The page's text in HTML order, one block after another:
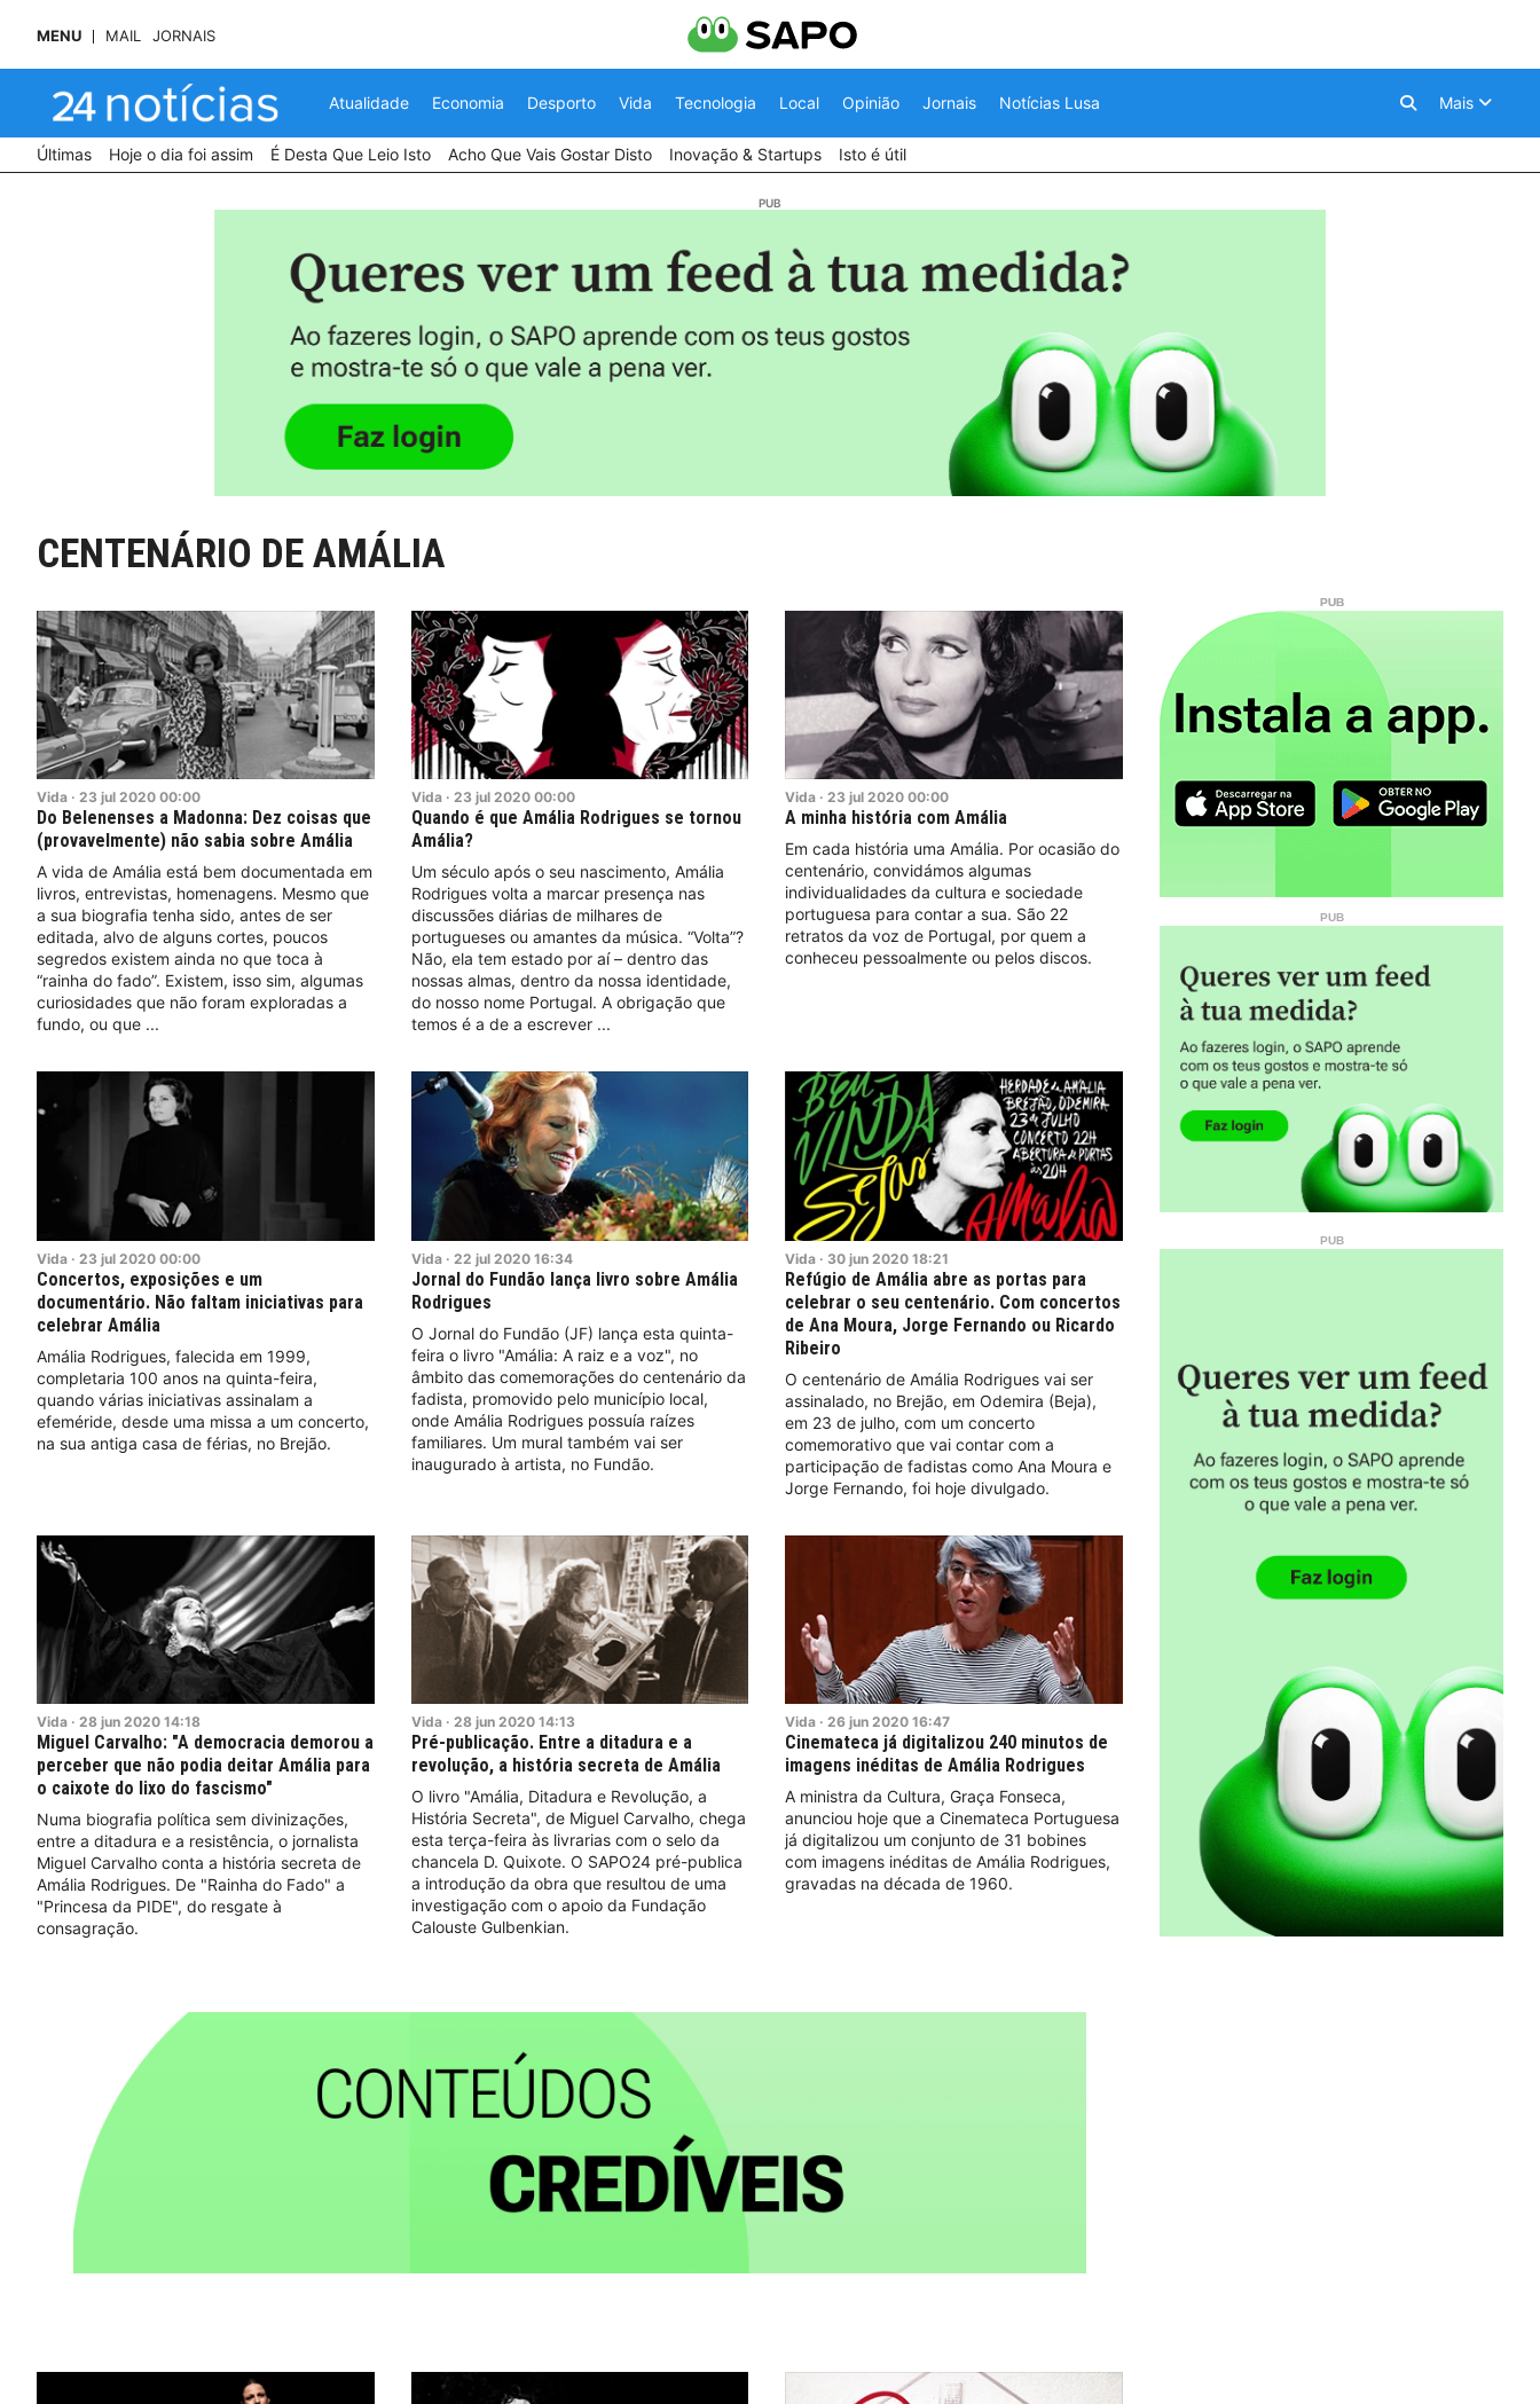
MENU MAIL JORNAIS
Atualidade Economia Desporto Vida Tecnologia Local Opinião Jornais Notícias Lusa Mais
Últimas Hoje o dia foi assim É Desta Que Leio Isto Acho Que Vais Gostar Disto Inovação & Startups Isto é útil
CENTENÁRIO DE AMÁLIA
Vida · 23 jul 2020 00:00
Do Belenenses a Madonna: Dez coisas que
(provavelmente) não sabia sobre Amália
A vida de Amália está bem documentada em
livros, entrevistas, homenagens. Mesmo que
a sua biografia tenha sido, antes de ser
editada, alvo de alguns cortes, poucos
segredos existem ainda no que toca à
“rainha do fado”. Existem, isso sim, algumas
curiosidades que não foram exploradas a
fundo, ou que
Vida · 23 jul 2020 00:00
Quando é que Amália Rodrigues se tornou
Amália?
Um século após o seu nascimento, Amália
Rodrigues volta a marcar presença nas
discussões diárias de milhares de
portugueses ou amantes da música. “Volta”?
Não, ela tem estado por aí – dentro das
nossas almas, dentro da nossa identidade,
do nosso nome Portugal. A obrigação que
temos é a de a escrever
Vida · 23 jul 2020 00:00
A minha história com Amália
Em cada história uma Amália. Por ocasião do
centenário, convidámos algumas
individualidades da cultura e sociedade
portuguesa para contar a sua. São 22
retratos da voz de Portugal, por quem a
conheceu pessoalmente ou pelos discos.
Vida · 23 jul 2020 00:00
Concertos, exposições e um
documentário. Não faltam iniciativas para
celebrar Amália
Amália Rodrigues, falecida em 1999,
completaria 100 anos na quinta-feira,
quando várias iniciativas assinalam a
efeméride, desde uma missa a um concerto,
na sua antiga casa de férias, no Brejão.
Vida · 22 jul 2020 16:34
Jornal do Fundão lança livro sobre Amália
Rodrigues
O Jornal do Fundão (JF) lança esta quinta-
feira o livro "Amália: A raiz e a voz", no
âmbito das comemorações do centenário da
fadista, promovido pelo município local,
onde Amália Rodrigues possuía raízes
familiares. Um mural também vai ser
inaugurado à artista, no Fundão.
Vida · 30 jun 2020 18:21
Refúgio de Amália abre as portas para
celebrar o seu centenário. Com concertos
de Ana Moura, Jorge Fernando ou Ricardo
Ribeiro
O centenário de Amália Rodrigues vai ser
assinalado, no Brejão, em Odemira (Beja),
em 23 de julho, com um concerto
comemorativo que vai contar com a
participação de fadistas como Ana Moura e
Jorge Fernando, foi hoje divulgado.
Vida · 28 jun 2020 14:18
Miguel Carvalho: "A democracia demorou a
perceber que não podia deitar Amália para
o caixote do lixo do fascismo"
Numa biografia política sem divinizações,
entre a ditadura e a resistência, o jornalista
Miguel Carvalho conta a história secreta de
Amália Rodrigues. De "Rainha do Fado" a
"Princesa da PIDE", do resgate à
consagração.
Vida · 28 jun 2020 14:13
Pré-publicação. Entre a ditadura e a
revolução, a história secreta de Amália
O livro "Amália, Ditadura e Revolução, a
História Secreta", de Miguel Carvalho, chega
esta terça-feira às livrarias com o selo da
chancela D. Quixote. O SAPO24 pré-publica
a introdução da obra que resultou de uma
investigação com o apoio da Fundação
Calouste Gulbenkian.
Vida · 26 jun 2020 16:47
Cinemateca já digitalizou 240 minutos de
imagens inéditas de Amália Rodrigues
A ministra da Cultura, Graça Fonseca,
anunciou hoje que a Cinemateca Portuguesa
já digitalizou um conjunto de 31 bobines
com imagens inéditas de Amália Rodrigues,
gravadas na década de 1960.